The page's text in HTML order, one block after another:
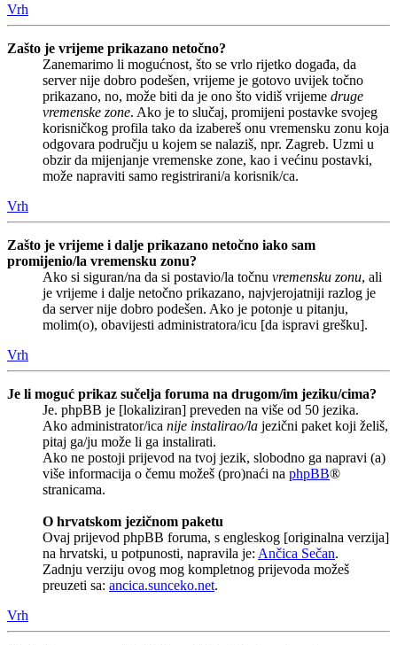
Vrh
Zašto je vrijeme prikazano netočno?
Zanemarimo li mogućnost, što se vrlo rijetko događa, da
server nije dobro podešen, vrijeme je gotovo uvijek točno
prikazano, no, može biti da je ono što vidiš vrijeme druge
vremenske zone. Ako je to slučaj, promijeni postavke svojeg
korisničkog profila tako da izabereš onu vremensku zonu koja
odgovara području u kojem se nalaziš, npr. Zagreb. Uzmi u
obzir da mijenjanje vremenske zone, kao i većinu postavki,
može napraviti samo registrirani/a korisnik/ca.
Vrh
Zašto je vrijeme i dalje prikazano netočno iako sam
promijenio/la vremensku zonu?
Ako si siguran/na da si postavio/la točnu vremensku zonu, ali
je vrijeme i dalje netočno prikazano, najvjerojatniji razlog je
da server nije dobro podešen. Ako je potonje u pitanju,
molim(o), obavijesti administratora/icu [da ispravi grešku].
Vrh
Je li moguć prikaz sučelja foruma na drugom/im jeziku/cima?
Je. phpBB je [lokaliziran] preveden na više od 50 jezika.
Ako administrator/ica nije instalirao/la jezični paket koji želiš,
pitaj ga/ju može li ga instalirati.
Ako ne postoji prijevod na tvoj jezik, slobodno ga napravi (a)
više informacija o čemu možeš (pro)naći na phpBB®
stranicama.
O hrvatskom jezičnom paketu
Ovaj prijevod phpBB foruma, s engleskog [originalna verzija]
na hrvatski, u potpunosti, napravila je: Ančica Sečan.
Zadnju verziju ovog mog kompletnog prijevoda možeš
preuzeti sa: ancica.sunceko.net.
Vrh